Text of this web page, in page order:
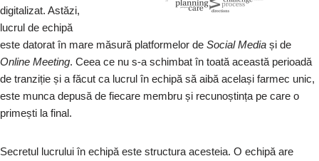
digitalizat. Astăzi,
lucrul de echipă
este datorat în mare măsură platformelor de Social Media și de
Online Meeting. Ceea ce nu s-a schimbat în toată această perioadă
de tranziție și a făcut ca lucrul în echipă să aibă același farmec unic,
este munca depusă de fiecare membru și recunoștința pe care o
primești la final.
Secretul lucrului în echipă este structura acesteia. O echipă are